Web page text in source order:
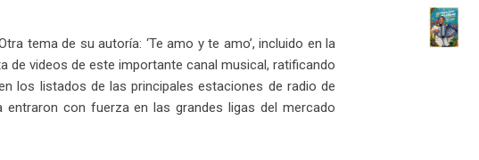
tema de su autoría: ‘Te amo y te amo’, incluido en la
de videos de este importante canal musical, ratificando
los listados de las principales estaciones de radio de
entraron con fuerza en las grandes ligas del mercado